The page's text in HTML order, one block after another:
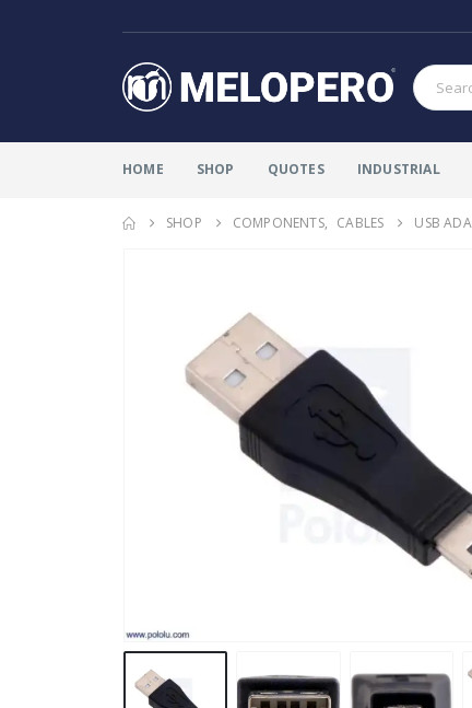
HOME SHOP QUOTES INDUSTRIAL
SHOP COMPONENTS, CABLES USB